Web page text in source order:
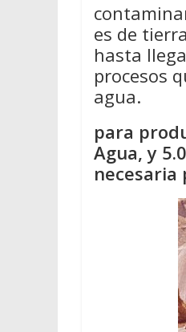
es de
hasta
procesos
agua.
para
Agua, y
necesaria